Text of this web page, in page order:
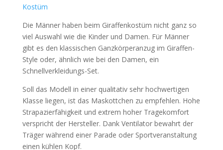
Die Männer haben beim Giraffenkostüm nicht ganz so
viel Auswahl wie die Kinder und Damen. Für Männer
gibt es den klassischen Ganzkörperanzug im Giraffen-
Style oder, ähnlich wie bei den Damen, ein
Schnellverkleidungs-Set.
Soll das Modell in einer qualitativ sehr hochwertigen
Klasse liegen, ist das Maskottchen zu empfehlen. Hohe
Strapazierfähigkeit und extrem hoher Tragekomfort
verspricht der Hersteller. Dank Ventilator bewahrt der
Träger während einer Parade oder Sportveranstaltung
einen kühlen Kopf.